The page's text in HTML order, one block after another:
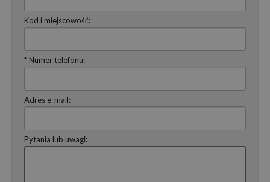
Kod i miejscowość:
* Numer telefonu:
Adres e-mail:
Pytania lub uwagi: